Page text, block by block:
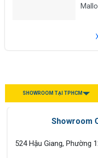
máy
SHOWROOM TẠI TPHCM
Showroom
524 Hậu Giang, Phường